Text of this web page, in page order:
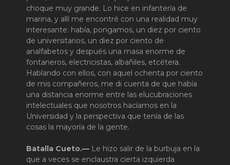
choque muy grande. Lo hice en infantería de
marina, y allí me encontré con una realidad muy
interesante: había, pongamos, un diez por ciento
de universitarios, un diez por ciento de
analfabetos y después una masa enorme de
fontaneros, electricistas, albañiles, etcétera.
Hablando con ellos, con aquel ochenta por ciento
de mis compañeros, me di cuenta de que había
una distancia enorme entre las elucubraciones
intelectuales que nosotros hacíamos en la
Universidad y la perspectiva que tenía de las
cosas la mayoría de la gente.
Batalla Cueto.— Le hizo salir de la burbuja en la
que a veces se enclaustra cierta izquierda